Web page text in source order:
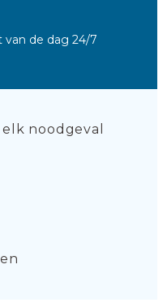
de dag 24/7
noodgeval